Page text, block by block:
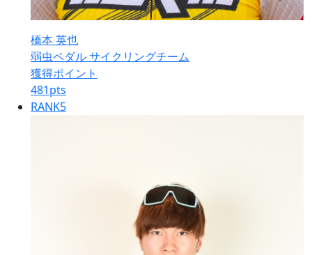
橋本 英也
弱虫ペダル サイクリングチーム
獲得ポイント
481pts
RANK5